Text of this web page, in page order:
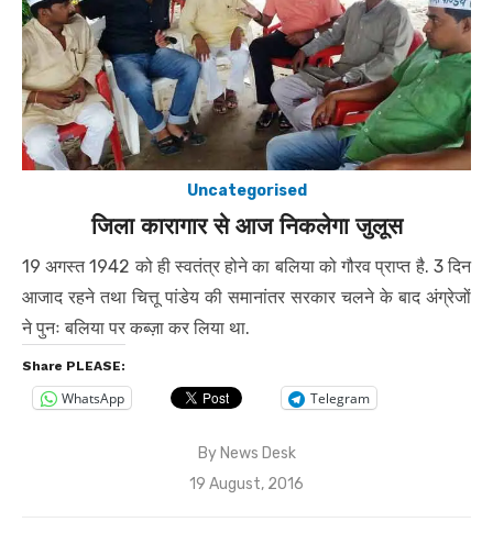
Uncategorised
जिला कारागार से आज निकलेगा जुलूस
19 अगस्त 1942 को ही स्वतंत्र होने का बलिया को गौरव प्राप्त है. 3 दिन
आजाद रहने तथा चित्तू पांडेय की समानांतर सरकार चलने के बाद अंग्रेजों
ने पुनः बलिया पर कब्ज़ा कर लिया था.
Share PLEASE:
WhatsApp Telegram
By News Desk
Posted
19 August, 2016